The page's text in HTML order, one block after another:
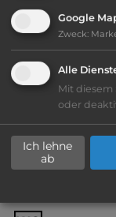
Ausstattung
Lage:
Google
Zweck:
Alle
Mit diesem
oder
Ich lehne
ab